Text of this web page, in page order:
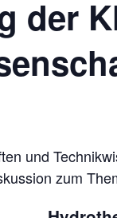
der
und
zum